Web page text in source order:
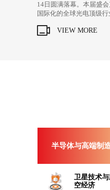
14日圆满落幕。本届盛
国际化的全球光电顶级行
VIEW MORE
半导体与高端制
卫星技术
空经济